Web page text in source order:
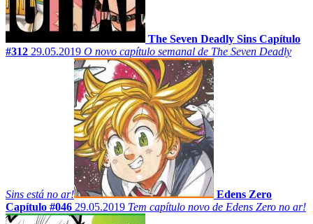
The Seven Deadly Sins Capítulo
#312 29.05.2019 O novo capítulo semanal de The Seven Deadly
Sins está no ar!
Edens Zero
Capítulo #046 29.05.2019 Tem capítulo novo de Edens Zero no ar!